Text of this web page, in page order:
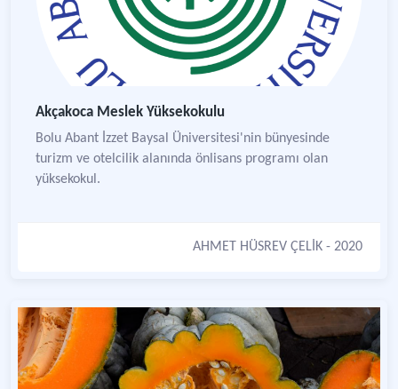
Akçakoca Meslek Yüksekokulu
Bolu Abant İzzet Baysal Üniversitesi'nin bünyesinde
turizm ve otelcilik alanında önlisans programı olan
yüksekokul.
AHMET HÜSREV ÇELİK - 2020